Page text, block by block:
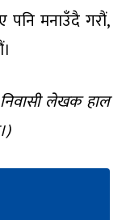
मनाउँदै गरौं,
लेखक हाल